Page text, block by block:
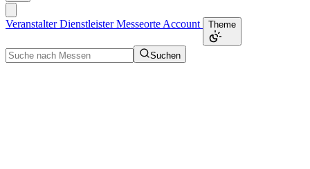
VeranstalterDienstleisterMesseorte Account Theme
Suchen